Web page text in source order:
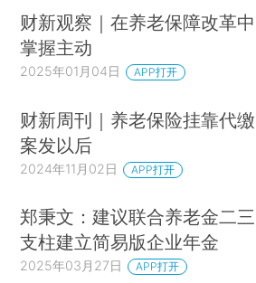
财新观察｜在养老保障改革中
掌握主动
2025年01月04日 APP打开
财新周刊｜养老保险挂靠代缴
案发以后
2024年11月02日 APP打开
郑秉文：建议联合养老金二三
支柱建立简易版企业年金
2025年03月27日 APP打开